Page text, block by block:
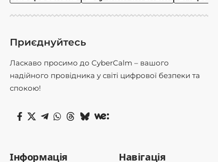
Приєднуйтесь
Ласкаво просимо до CyberCalm – вашого
надійного провідника у світі цифрової безпеки та
спокою!
Інформація Навігація